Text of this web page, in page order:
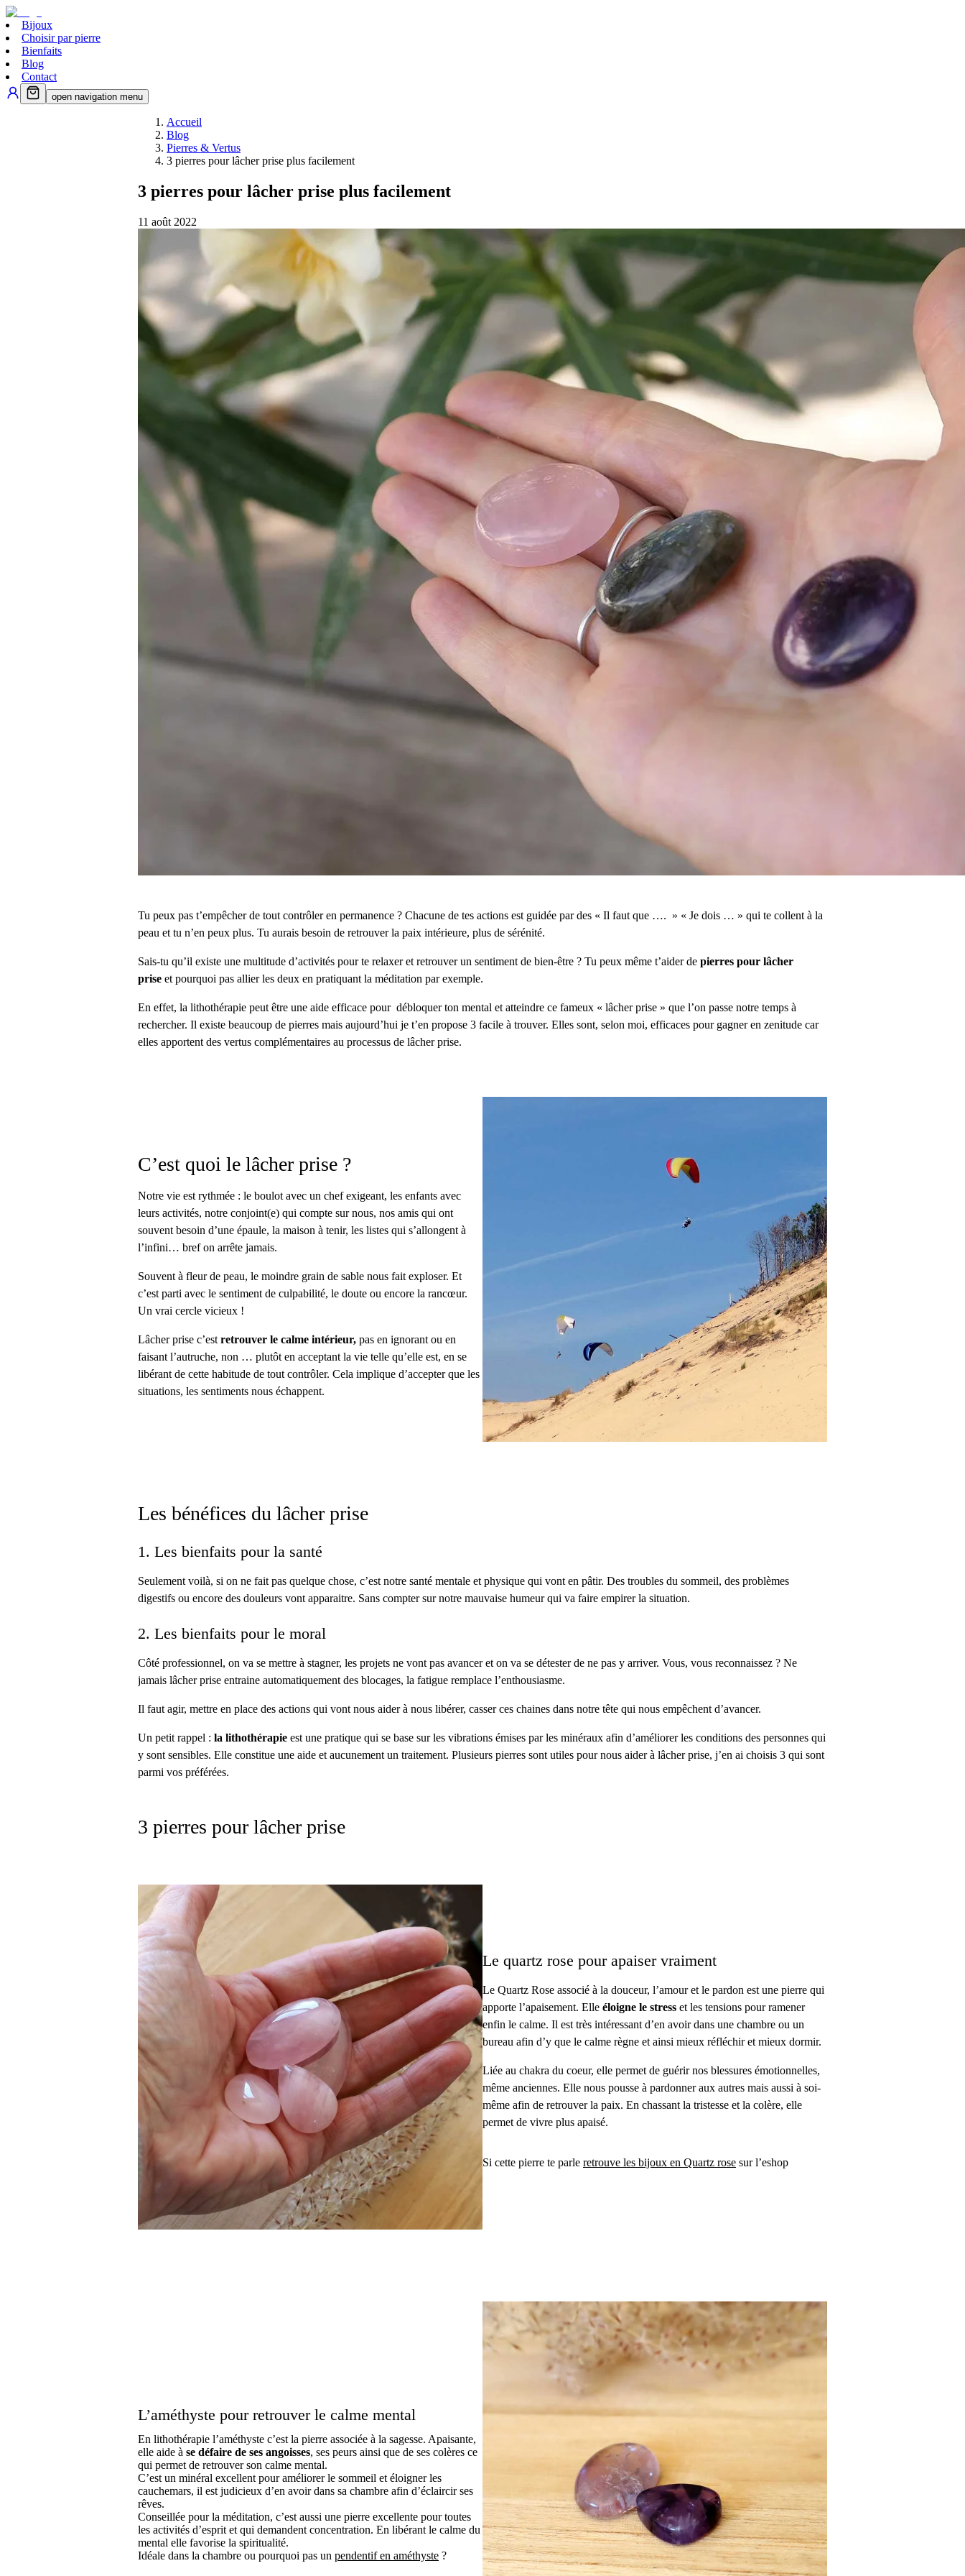
Bijoux
Choisir par pierre
Bienfaits
Blog
Contact
open navigation menu
Accueil
Blog
Pierres & Vertus
3 pierres pour lâcher prise plus facilement
3 pierres pour lâcher prise plus facilement
11 août 2022
Tu peux pas t’empêcher de tout contrôler en permanence ? Chacune de tes actions est guidée par des « Il faut que …. » « Je dois … » qui te collent à la
peau et tu n’en peux plus. Tu aurais besoin de retrouver la paix intérieure, plus de sérénité.
Sais-tu qu’il existe une multitude d’activités pour te relaxer et retrouver un sentiment de bien-être ? Tu peux même t’aider de pierres pour lâcher
prise et pourquoi pas allier les deux en pratiquant la méditation par exemple.
En effet, la lithothérapie peut être une aide efficace pour débloquer ton mental et atteindre ce fameux « lâcher prise » que l’on passe notre temps à
rechercher. Il existe beaucoup de pierres mais aujourd’hui je t’en propose 3 facile à trouver. Elles sont, selon moi, efficaces pour gagner en zenitude car
elles apportent des vertus complémentaires au processus de lâcher prise.
C’est quoi le lâcher prise ?
Notre vie est rythmée : le boulot avec un chef exigeant, les enfants avec
leurs activités, notre conjoint(e) qui compte sur nous, nos amis qui ont
souvent besoin d’une épaule, la maison à tenir, les listes qui s’allongent à
l’infini… bref on arrête jamais.
Souvent à fleur de peau, le moindre grain de sable nous fait exploser. Et
c’est parti avec le sentiment de culpabilité, le doute ou encore la rancœur.
Un vrai cercle vicieux !
Lâcher prise c’est retrouver le calme intérieur, pas en ignorant ou en
faisant l’autruche, non … plutôt en acceptant la vie telle qu’elle est, en se
libérant de cette habitude de tout contrôler. Cela implique d’accepter que les
situations, les sentiments nous échappent.
Les bénéfices du lâcher prise
1. Les bienfaits pour la santé
Seulement voilà, si on ne fait pas quelque chose, c’est notre santé mentale et physique qui vont en pâtir. Des troubles du sommeil, des problèmes
digestifs ou encore des douleurs vont apparaitre. Sans compter sur notre mauvaise humeur qui va faire empirer la situation.
2. Les bienfaits pour le moral
Côté professionnel, on va se mettre à stagner, les projets ne vont pas avancer et on va se détester de ne pas y arriver. Vous, vous reconnaissez ? Ne
jamais lâcher prise entraine automatiquement des blocages, la fatigue remplace l’enthousiasme.
Il faut agir, mettre en place des actions qui vont nous aider à nous libérer, casser ces chaines dans notre tête qui nous empêchent d’avancer.
Un petit rappel : la lithothérapie est une pratique qui se base sur les vibrations émises par les minéraux afin d’améliorer les conditions des personnes qui
y sont sensibles. Elle constitue une aide et aucunement un traitement. Plusieurs pierres sont utiles pour nous aider à lâcher prise, j’en ai choisis 3 qui sont
parmi vos préférées.
3 pierres pour lâcher prise
Le quartz rose pour apaiser vraiment
Le Quartz Rose associé à la douceur, l’amour et le pardon est une pierre qui
apporte l’apaisement. Elle éloigne le stress et les tensions pour ramener
enfin le calme. Il est très intéressant d’en avoir dans une chambre ou un
bureau afin d’y que le calme règne et ainsi mieux réfléchir et mieux dormir.
Liée au chakra du coeur, elle permet de guérir nos blessures émotionnelles,
même anciennes. Elle nous pousse à pardonner aux autres mais aussi à soi-
même afin de retrouver la paix. En chassant la tristesse et la colère, elle
permet de vivre plus apaisé.
Si cette pierre te parle retrouve les bijoux en Quartz rose sur l’eshop
L’améthyste pour retrouver le calme mental
En lithothérapie l’améthyste c’est la pierre associée à la sagesse. Apaisante,
elle aide à se défaire de ses angoisses, ses peurs ainsi que de ses colères ce
qui permet de retrouver son calme mental.
C’est un minéral excellent pour améliorer le sommeil et éloigner les
cauchemars, il est judicieux d’en avoir dans sa chambre afin d’éclaircir ses
rêves.
Conseillée pour la méditation, c’est aussi une pierre excellente pour toutes
les activités d’esprit et qui demandent concentration. En libérant le calme du
mental elle favorise la spiritualité.
Idéale dans la chambre ou pourquoi pas un pendentif en améthyste ?